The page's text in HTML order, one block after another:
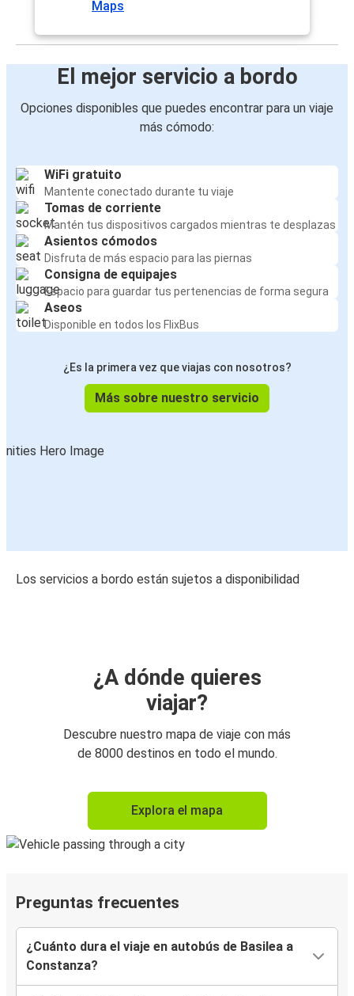
Maps
El mejor servicio a bordo
Opciones disponibles que puedes encontrar para un viaje
más cómodo:
WiFi gratuito
Mantente conectado durante tu viaje
Tomas de corriente
Mantén tus dispositivos cargados mientras te desplazas
Asientos cómodos
Disfruta de más espacio para las piernas
Consigna de equipajes
Espacio para guardar tus pertenencias de forma segura
Aseos
Disponible en todos los FlixBus
¿Es la primera vez que viajas con nosotros?
Más sobre nuestro servicio
Los servicios a bordo están sujetos a disponibilidad
¿A dónde quieres
viajar?
Descubre nuestro mapa de viaje con más
de 8000 destinos en todo el mundo.
Explora el mapa
Preguntas frecuentes
¿Cuánto dura el viaje en autobús de Basilea a
Constanza?